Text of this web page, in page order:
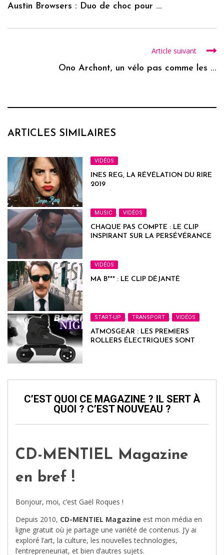
Austin Browsers : Duo de choc pour ...
Article suivant
Ono Archont, un vélo pas comme les ...
ARTICLES SIMILAIRES
VIDÉOS
INES REG, LA RÉVÉLATION DU RIRE
2019
MUSIC , VIDÉOS
CHAQUE PAS COMPTE : LE CLIP
INSPIRANT SUR LA PERSÉVÉRANCE
VIDÉOS
MA B*** : LE CLIP DÉJANTÉ
START-UP , TRANSPORT , VIDÉOS
ATMOSGEAR : LES PREMIERS
ROLLERS ÉLECTRIQUES SONT
C’EST QUOI CE MAGAZINE ? IL SERT À
QUOI ? C’EST NOUVEAU ?
CD-MENTIEL Magazine
en bref !
Bonjour, moi, c’est Gaël Roques !
Depuis 2010, CD-MENTIEL Magazine est mon média en
ligne gratuit où je partage une variété de contenus. J’y ai
exploré l’art, la culture, les nouvelles technologies,
l’entrepreneuriat, et bien d’autres sujets.